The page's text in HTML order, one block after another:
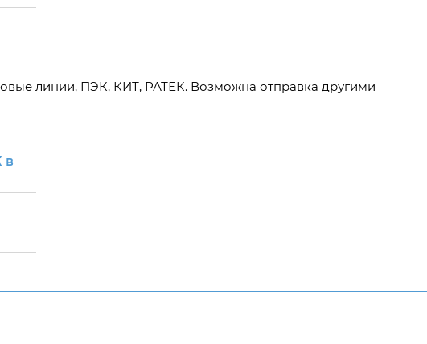
линии, ПЭК, КИТ, РАТЕК. Возможна отправка другими
в